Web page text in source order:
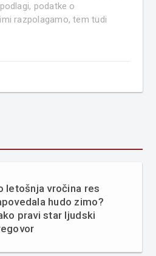
podatke o
razpolagamo, tem tudi
letošnja vročina res
hudo zimo?
pravi star ljudski